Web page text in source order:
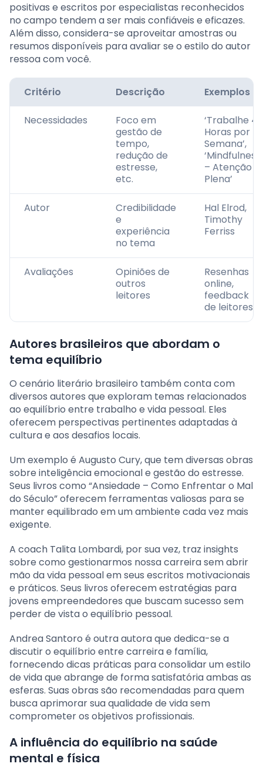
positivas e escritos por especialistas reconhecidos
no campo tendem a ser mais confiáveis e eficazes.
Além disso, considera-se aproveitar amostras ou
resumos disponíveis para avaliar se o estilo do autor
ressoa com você.
Critério Descrição Exemplos
Necessidades
Foco em
gestão de
tempo,
redução de
estresse,
etc.
‘Trabalhe 4
Horas por
Semana’,
‘Mindfulness
– Atenção
Plena’
Autor
Credibilidade
e
experiência
no tema
Hal Elrod,
Timothy
Ferriss
Avaliações
Opiniões de
outros
leitores
Resenhas
online,
feedback
de leitores
Autores brasileiros que abordam o
tema equilíbrio
O cenário literário brasileiro também conta com
diversos autores que exploram temas relacionados
ao equilíbrio entre trabalho e vida pessoal. Eles
oferecem perspectivas pertinentes adaptadas à
cultura e aos desafios locais.
Um exemplo é Augusto Cury, que tem diversas obras
sobre inteligência emocional e gestão do estresse.
Seus livros como “Ansiedade – Como Enfrentar o Mal
do Século” oferecem ferramentas valiosas para se
manter equilibrado em um ambiente cada vez mais
exigente.
A coach Talita Lombardi, por sua vez, traz insights
sobre como gestionarmos nossa carreira sem abrir
mão da vida pessoal em seus escritos motivacionais
e práticos. Seus livros oferecem estratégias para
jovens empreendedores que buscam sucesso sem
perder de vista o equilíbrio pessoal.
Andrea Santoro é outra autora que dedica-se a
discutir o equilíbrio entre carreira e família,
fornecendo dicas práticas para consolidar um estilo
de vida que abrange de forma satisfatória ambas as
esferas. Suas obras são recomendadas para quem
busca aprimorar sua qualidade de vida sem
comprometer os objetivos profissionais.
A influência do equilíbrio na saúde
mental e física